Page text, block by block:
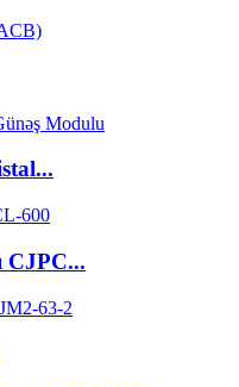
CJPC...